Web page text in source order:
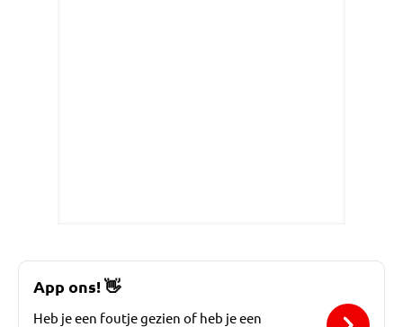
App ons!👋
Heb je een foutje gezien of heb je een